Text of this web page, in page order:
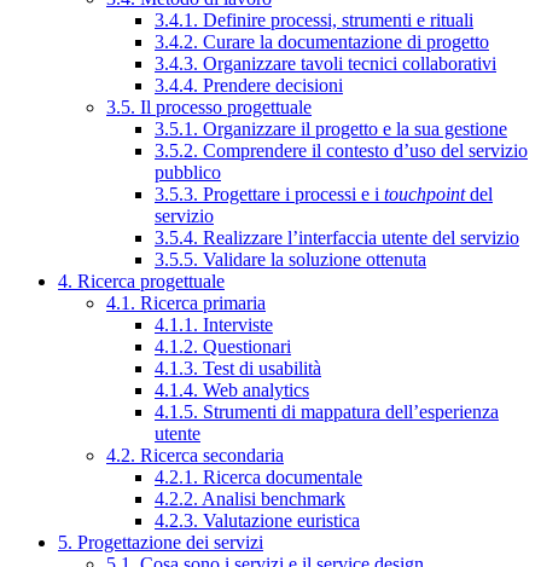
3.4.1. Definire processi, strumenti e rituali
3.4.2. Curare la documentazione di progetto
3.4.3. Organizzare tavoli tecnici collaborativi
3.4.4. Prendere decisioni
3.5. Il processo progettuale
3.5.1. Organizzare il progetto e la sua gestione
3.5.2. Comprendere il contesto d’uso del servizio
pubblico
3.5.3. Progettare i processi e i touchpointdel
servizio
3.5.4. Realizzare l’interfaccia utente del servizio
3.5.5. Validare la soluzione ottenuta
4. Ricerca progettuale
4.1. Ricerca primaria
4.1.1. Interviste
4.1.2. Questionari
4.1.3. Test di usabilità
4.1.4. Web analytics
4.1.5. Strumenti di mappatura dell’esperienza
utente
4.2. Ricerca secondaria
4.2.1. Ricerca documentale
4.2.2. Analisi benchmark
4.2.3. Valutazione euristica
5. Progettazione dei servizi